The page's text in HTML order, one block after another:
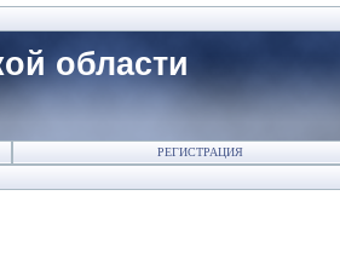
области
РЕГИСТРАЦИЯ